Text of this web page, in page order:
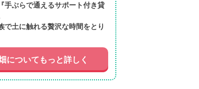
手ぶらで通えるサポート付き貸
で土に触れる贅沢な時間をとり
についてもっと詳しく